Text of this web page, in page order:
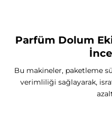
Parfüm Dolum
Bu makineler, paketleme
verimliliği sağlayarak,